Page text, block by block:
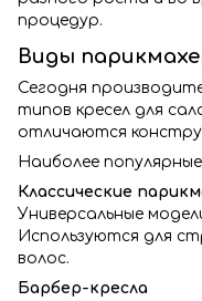
процедур.
Виды
Сегодня
типов кресел для
отличаются
Наиболее
Классические
Универсальные
Используются для
волос.
Барбер-кресла